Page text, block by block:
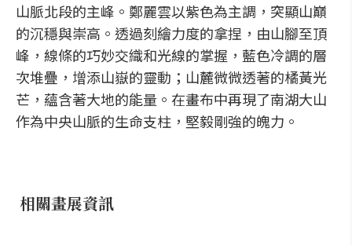
山脈北段的主峰。鄭麗雲以紫色為主調，突顯山巔
的沉穩與崇高。透過刻繪力度的拿捏，由山腳至頂
峰，線條的巧妙交織和光線的掌握，藍色冷調的層
次堆疊，增添山嶽的靈動；山麓微微透著的橘黃光
芒，蘊含著大地的能量。在畫布中再現了南湖大山
作為中央山脈的生命支柱，堅毅剛強的魄力。
相關畫展資訊